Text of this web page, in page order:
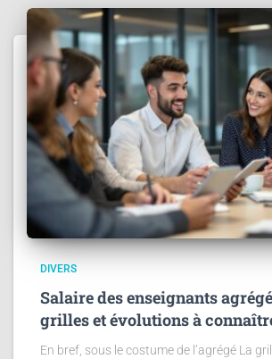
DIVERS
Salaire des enseignants
grilles et évolutions à
En bref, sous le costume de l’agrégé La